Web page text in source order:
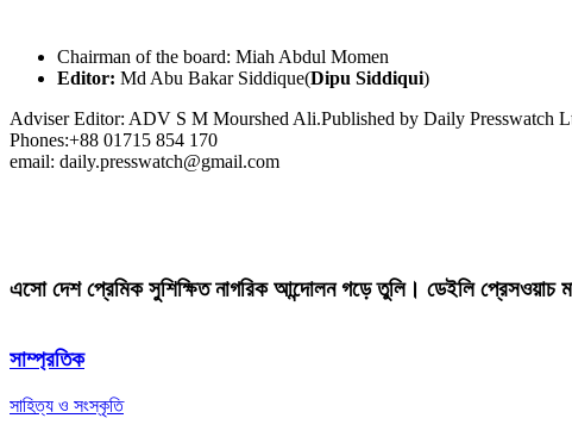
Chairman of the board: Miah Abdul Momen
Editor: Md Abu Bakar Siddique(Dipu Siddiqui)
Adviser Editor: ADV S M Mourshed Ali.Published by Daily Presswatch
Phones:+88 01715 854 170
email: daily.presswatch@gmail.com
এসো দেশ প্রেমিক সুশিক্ষিত নাগরিক আন্দোলন গড়ে তুলি। ডেইলি প্রেসওয়াচ
সাম্প্রতিক
সাহিত্য ও সংস্কৃতি